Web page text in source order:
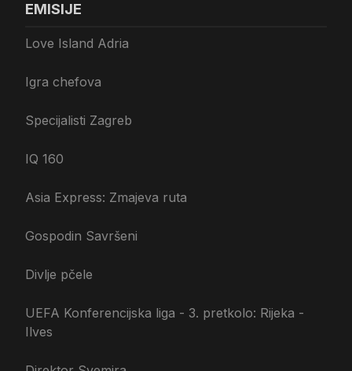
EMISIJE
Love Island Adria
Igra chefova
Specijalisti Zagreb
IQ 160
Asia Express: Zmajeva ruta
Gospodin Savršeni
Divlje pčele
UEFA Konferencijska liga - 3. pretkolo: Rijeka -
Ilves